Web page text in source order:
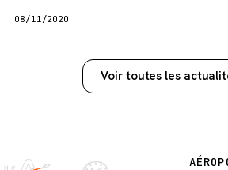
08/11/2020
Voir toutes les